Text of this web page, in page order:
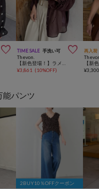
 TIME SALE 手洗い可 
Thevon.
【新色登場！】ラメワッシャー袖シャーリングシアーシャツ
¥3,861 (10%OFF)
再入荷
¥
能パンツ
2BUY10％OFFクーポン